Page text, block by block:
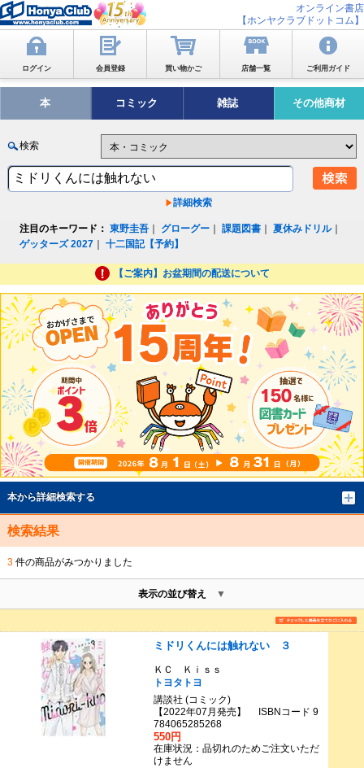
オンライン書店
【ホンヤクラブドットコム】
ログイン 会員登録 買い物かご 店舗一覧 ご利用ガイド
本 コミック 雑誌 その他商材
検索
詳細検索
注目のキーワード： 東野圭吾 グローグー ｜課題図書 ｜夏休みドリル｜
ゲッターズ 2027 ｜十二国記【予約】
【ご案内】お盆期間の配送について
本から詳細検索する
検索結果
3件の商品がみつかりました
表示の並び替え
ミドリくんには触れない ３
ＫＣ Ｋｉｓｓ
トヨタトヨ
講談社 (コミック)
【2022年07月発売】 ISBNコード 9
784065285268
550円
在庫状況：品切れのためご注文いただ
けません